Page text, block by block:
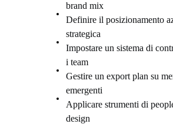
brand mix
Definire il posizionamento
strategica
Impostare un sistema di
i team
Gestire un export plan su
emergenti
Applicare strumenti di
design